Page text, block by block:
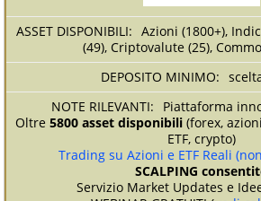
Azioni (1800+),
(49), Criptovalute (25),
Piattaforma
Oltre 5800 asset disponibili(forex,
ETF, crypto)
Trading su Azioni e ETF Reali
SCALPING
Servizio Market Updates e